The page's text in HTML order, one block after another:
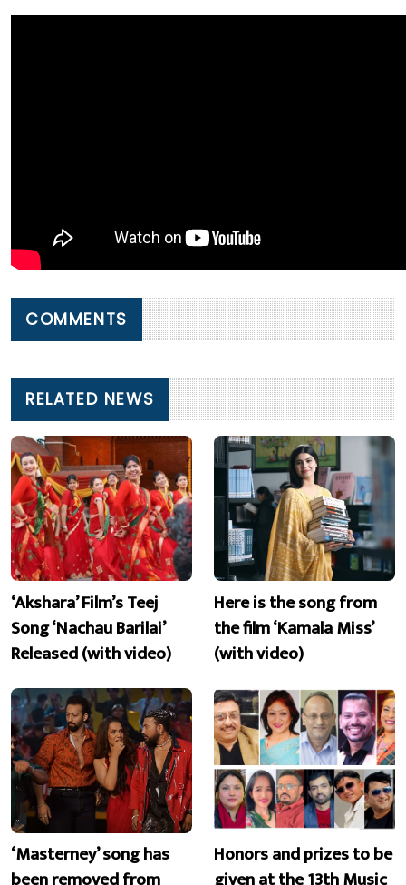
COMMENTS
RELATED NEWS
‘Akshara’ Film’s Teej
Song ‘Nachau Barilai’
Released (with video)
Here is the song from
the film ‘Kamala Miss’
(with video)
‘Masterney’ song has
Honors and prizes to be